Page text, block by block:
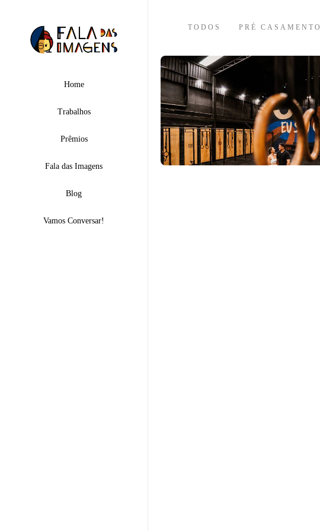
Home
Trabalhos
Prêmios
Fala das Imagens
Blog
Vamos Conversar!
TODOS PRÉ CASAMENTO